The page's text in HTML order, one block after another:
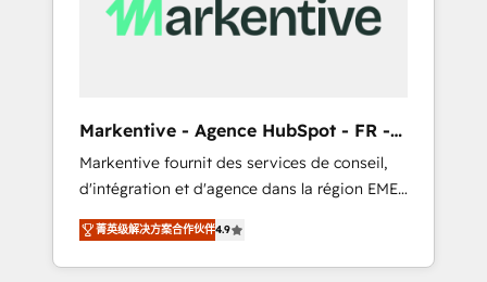
client's are too busy to learn the ins-and-outs
of HubSpot. We give you a Personal
know what you don't know'
recommendations to maximize conversions!
OTF is an Elite Partner (top 1% of 6,500+
Partners) and was named 2023 HubSpot
Partner of the Year 💥 Trusted by 2,500+
companies to help them scale and close
Markentive - Agence HubSpot - FR -
EN
Markentive fournit des services de conseil,
d'intégration et d'agence dans la région EMEA
et North America. Avec plus de 115 experts en
marketing automation, Growth, Revops, CRM
et webdesign. Markentive is both a
菁英级解决方案合作伙伴4.9